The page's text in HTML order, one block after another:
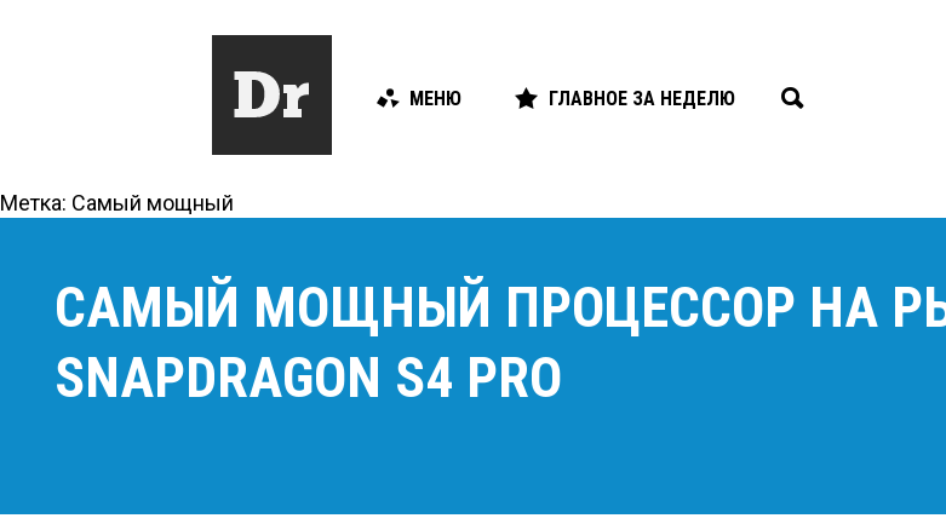
МЕНЮ ГЛАВНОЕ ЗА НЕДЕЛЮ
Метка: Самый мощный
САМЫЙ МОЩНЫЙ ПРОЦЕССОР НА
SNAPDRAGON S4 PRO